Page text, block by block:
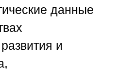
данные
и